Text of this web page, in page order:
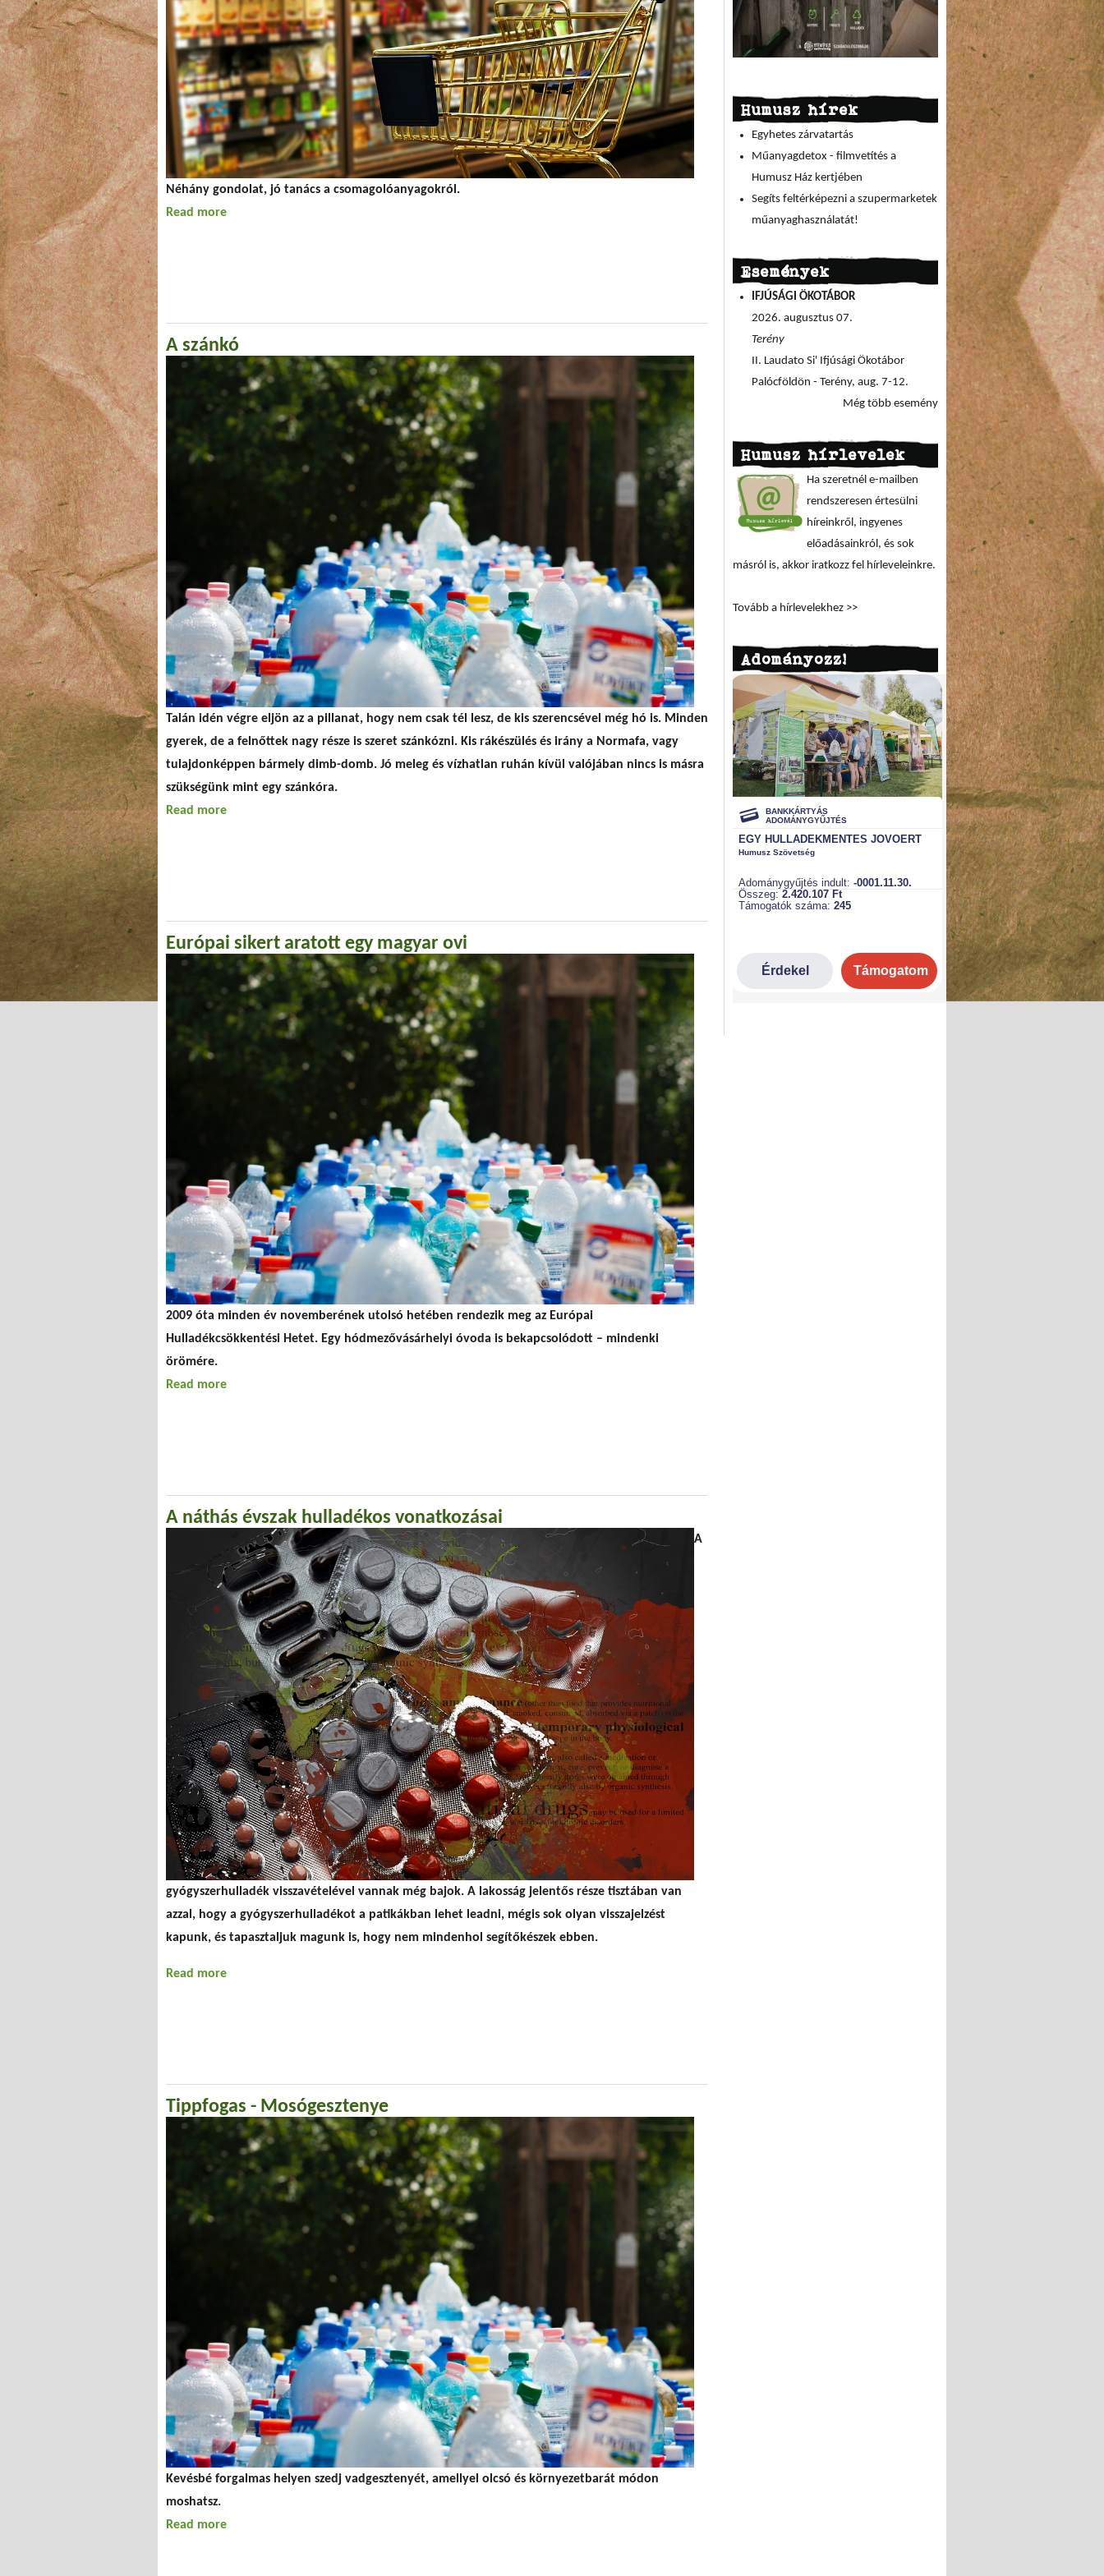
Néhány gondolat, jó tanács a csomagolóanyagokról.
Read more
A szánkó
Talán idén végre eljön az a pillanat, hogy nem csak tél lesz, de kis szerencsével még hó is. Minden
gyerek, de a felnőttek nagy része is szeret szánkózni. Kis rákészülés és irány a Normafa, vagy
tulajdonképpen bármely dimb-domb. Jó meleg és vízhatlan ruhán kívül valójában nincs is másra
szükségünk mint egy szánkóra.
Read more
Európai sikert aratott egy magyar ovi
2009 óta minden év novemberének utolsó hetében rendezik meg az Európai
Hulladékcsökkentési Hetet. Egy hódmezővásárhelyi óvoda is bekapcsolódott – mindenki
örömére.
Read more
A náthás évszak hulladékos vonatkozásai
A
gyógyszerhulladék visszavételével vannak még bajok. A lakosság jelentős része tisztában van
azzal, hogy a gyógyszerhulladékot a patikákban lehet leadni, mégis sok olyan visszajelzést
kapunk, és tapasztaljuk magunk is, hogy nem mindenhol segítőkészek ebben.
Read more
Tippfogas - Mosógesztenye
Kevésbé forgalmas helyen szedj vadgesztenyét, amellyel olcsó és környezetbarát módon
moshatsz.
Read more
Humusz hírek
Egyhetes zárvatartás
Műanyagdetox - filmvetítés a
Humusz Ház kertjében
Segíts feltérképezni a szupermarketek
műanyaghasználatát!
Események
IFJÚSÁGI ÖKOTÁBOR
2026. augusztus 07.
Terény
II. Laudato Si' Ifjúsági Ökotábor
Palócföldön - Terény, aug. 7-12.
Még több esemény
Humusz hírlevelek
Ha szeretnél e-mailben
rendszeresen értesülni
híreinkről, ingyenes
előadásainkról, és sok
másról is, akkor iratkozz fel hírleveleinkre.
Tovább a hírlevelekhez >>
Adományozz!